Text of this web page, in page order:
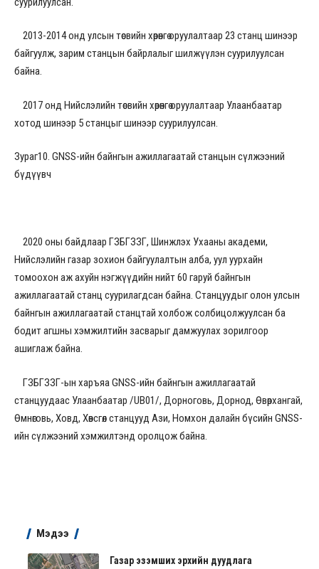
2013-2014 онд улсын төсвийн хөрөнгө оруулалтаар 23 станц шинээр
байгуулж, зарим станцын байрлалыг шилжүүлэн суурилуулсан
байна.
2017 онд Нийслэлийн төсвийн хөрөнгө оруулалтаар Улаанбаатар
хотод шинээр 5 станцыг шинээр суурилуулсан.
Зураг10. GNSS-ийн байнгын ажиллагаатай станцын сүлжээний
бүдүүвч
2020 оны байдлаар ГЗБГЗЗГ, Шинжлэх Ухааны академи,
Нийслэлийн газар зохион байгуулалтын алба, уул уурхайн
томоохон аж ахуйн нэгжүүдийн нийт 60 гаруй байнгын
ажиллагаатай станц суурилагдсан байна. Станцуудыг олон улсын
байнгын ажиллагаатай станцтай холбож солбицолжуулсан ба
бодит агшны хэмжилтийн засварыг дамжуулах зорилгоор
ашиглаж байна.
ГЗБГЗЗГ-ын харъяа GNSS-ийн байнгын ажиллагаатай
станцуудаас Улаанбаатар /UB01/, Дорноговь, Дорнод, Өвөрхангай,
Өмнөговь, Ховд, Хөвсгөл станцууд Ази, Номхон далайн бүсийн GNSS-
ийн сүлжээний хэмжилтэнд оролцож байна.
Мэдээ
Газар эзэмших эрхийн дуудлага